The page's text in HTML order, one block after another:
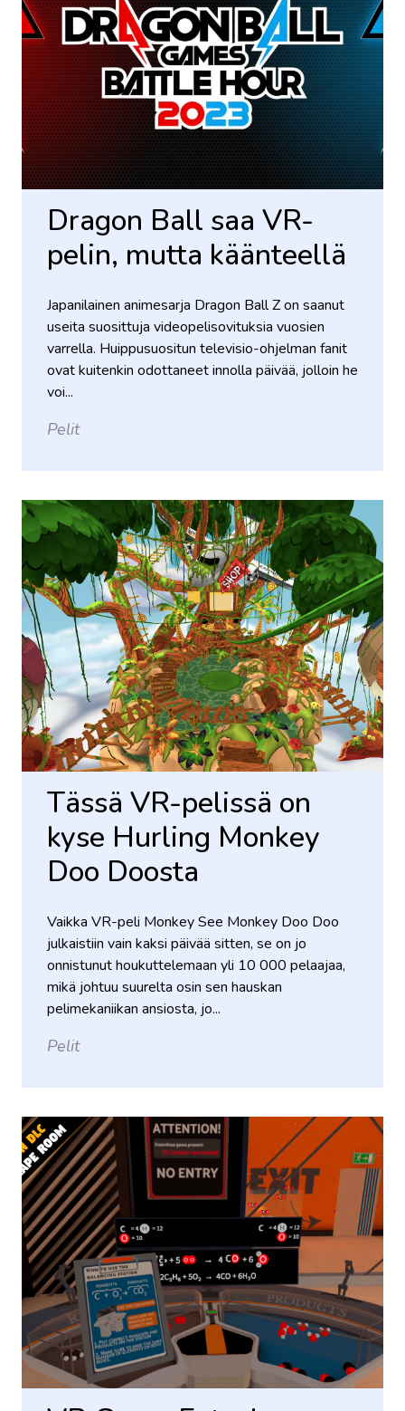
Dragon Ball saa VR-
pelin, mutta käänteellä
Japanilainen animesarja Dragon Ball Z on saanut
useita suosittuja videopelisovituksia vuosien
varrella. Huippusuositun televisio-ohjelman fanit
ovat kuitenkin odottaneet innolla päivää, jolloin he
voi...
Pelit
Tässä VR-pelissä on
kyse Hurling Monkey
Doo Doosta
Vaikka VR-peli Monkey See Monkey Doo Doo
julkaistiin vain kaksi päivää sitten, se on jo
onnistunut houkuttelemaan yli 10 000 pelaajaa,
mikä johtuu suurelta osin sen hauskan
pelimekaniikan ansiosta, jo...
Pelit